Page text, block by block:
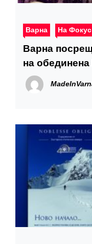
Варна На Фокус
Варна
на
симфоничен